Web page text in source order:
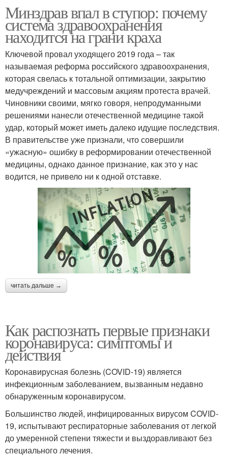
Минздрав впал в ступор: почему
система здравоохранения
находится на грани краха
Ключевой провал уходящего 2019 года – так
называемая реформа российского здравоохранения,
которая свелась к тотальной оптимизации, закрытию
медучреждений и массовым акциям протеста врачей.
Чиновники своими, мягко говоря, непродуманными
решениями нанесли отечественной медицине такой
удар, который может иметь далеко идущие последствия.
В правительстве уже признали, что совершили
«ужасную» ошибку в реформировании отечественной
медицины, однако данное признание, как это у нас
водится, не привело ни к одной отставке.
читать дальше →
Как распознать первые признаки
коронавируса: симптомы и
действия
Коронавирусная болезнь (COVID-19) является
инфекционным заболеванием, вызванным недавно
обнаруженным коронавирусом.
Большинство людей, инфицированных вирусом COVID-
19, испытывают респираторные заболевания от легкой
до умеренной степени тяжести и выздоравливают без
специального лечения.